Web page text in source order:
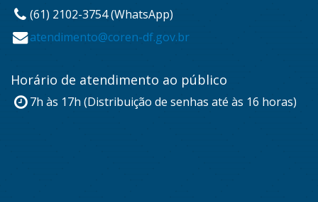
(61) 2102-3754 (WhatsApp)
atendimento@coren-df.gov.br
Horário de atendimento ao público
7h às 17h (Distribuição de senhas até às 16 horas)